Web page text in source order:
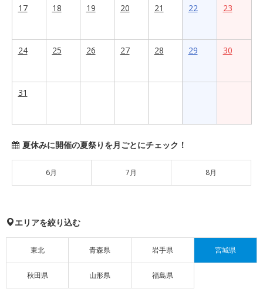
17
18 19 20 21 22 23
24 25 26 27 28 29 30
31
夏休みに開催の夏祭りを月ごとにチェック！
6月 7月 8月
エリアを絞り込む
東北 青森県 岩手県 宮城県
秋田県 山形県 福島県